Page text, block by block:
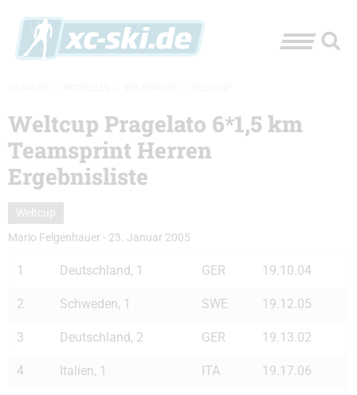
Weltcup Pragelato 6*1,5 km
Teamsprint Herren
Ergebnisliste
Weltcup
Mario Felgenhauer - 23. Januar 2005
1 Deutschland, 1 GER 19.10.04
2 Schweden, 1 SWE 19.12.05
3 Deutschland, 2 GER 19.13.02
4 Italien, 1 ITA 19.17.06